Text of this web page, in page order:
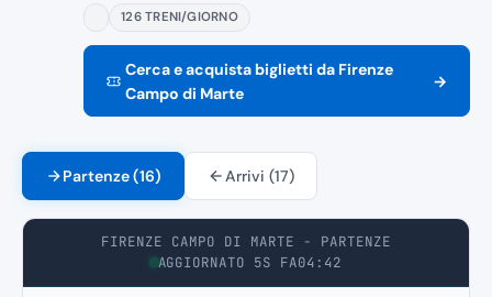
126 TRENI/GIORNO
Cerca e acquista biglietti da Firenze
Campo di Marte
→
Partenze (16) Arrivi (17)
FIRENZE CAMPO DI MARTE - PARTENZE
AGGIORNATO 5S FA04:42